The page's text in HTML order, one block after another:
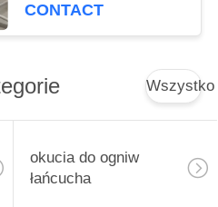
CONTACT
Wszystko
okucia do ogniw
łańcucha